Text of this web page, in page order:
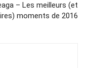
– Les meilleurs (et
moments de 2016